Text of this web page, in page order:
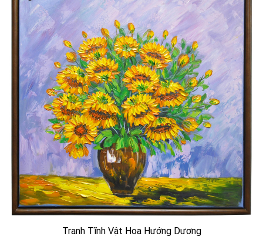
Tranh Tĩnh Vật Hoa Hướng Dương